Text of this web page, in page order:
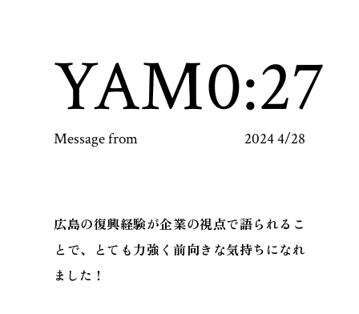
YAM10:27
Message from 2024 4/28
広島の復興経験が企業の視点で語られるこ
とで、とても力強く前向きな気持ちになれ
ました！